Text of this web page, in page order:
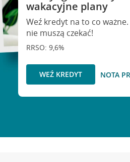
wakacyjne plany
Weź kredyt na to co
nie muszą czekać!
RRSO: 9,6%
WEŹ KREDYT NOTA